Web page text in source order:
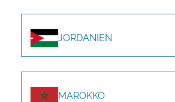
JORDANIEN
MAROKKO